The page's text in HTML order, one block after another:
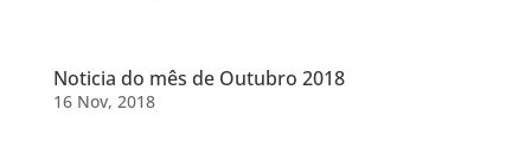
Noticia do mês de Outubro 2018
16 Nov, 2018